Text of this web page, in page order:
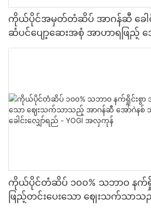
ကိုယ်ပိုင်အမှတ်တံဆိပ် အာဂန်ဆီ ခေါင်
ဆံပင်ပျော့ဆေးအစုံ အာဟာရဖြည့်
ထိန်းသိမ်းမှုအစုံ - YOGI CARE
ကိုယ်ပိုင်တံဆိပ် ၁၀၀% သဘာဝ နက်ရှို
ဖြည့်တင်းပေးသော ဈေးသက်သာသ